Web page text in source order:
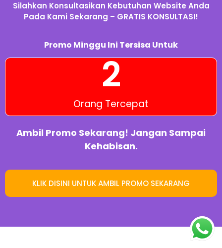
Silahkan Konsultasikan Kebutuhan Website Anda
Pada Kami Sekarang – GRATIS KONSULTASI!
Promo Minggu Ini Tersisa Untuk
Orang Tercepat
2
Ambil Promo Sekarang! Jangan Sampai
Kehabisan.
KLIK DISINI UNTUK AMBIL PROMO SEKARANG